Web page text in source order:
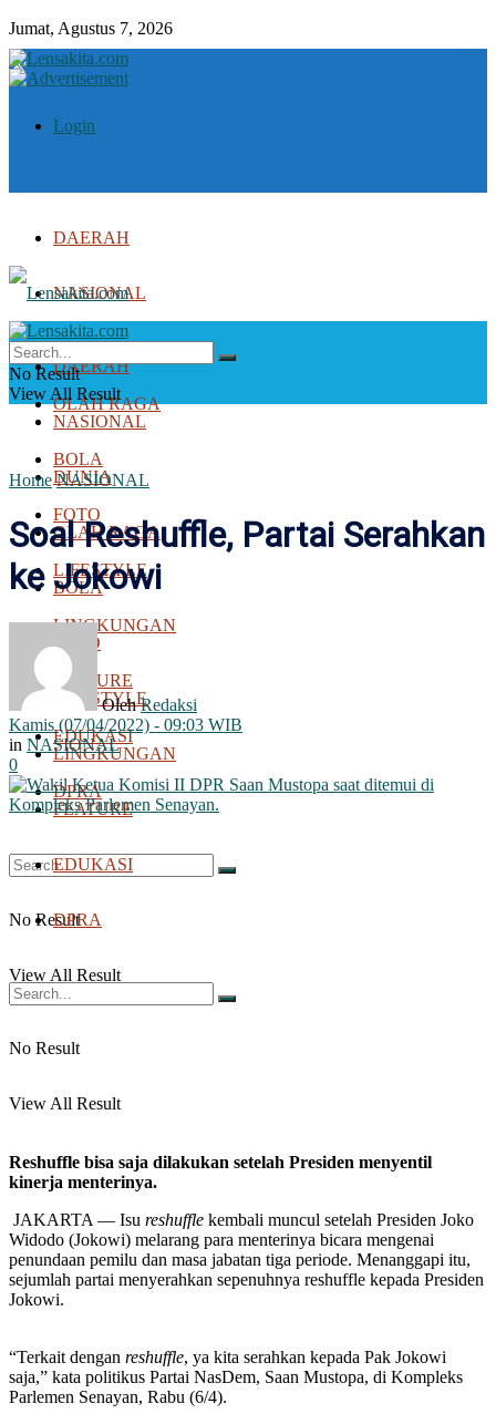
Jumat, Agustus 7, 2026
Login
DAERAH
NASIONAL
DUNIA
OLAH RAGA
BOLA
FOTO
LIFESTYLE
LINGKUNGAN
FEATURE
EDUKASI
DPRA
No Result
View All Result
DAERAH
NASIONAL
DUNIA
OLAH RAGA
BOLA
FOTO
LIFESTYLE
LINGKUNGAN
FEATURE
EDUKASI
DPRA
No Result
View All Result
No Result
View All Result
Home NASIONAL
Soal Reshuffle, Partai Serahkan
ke Jokowi
Oleh Redaksi
Kamis (07/04/2022) - 09:03 WIB
in NASIONAL
0
Reshuffle bisa saja dilakukan setelah Presiden menyentil
kinerja menterinya.
JAKARTA — Isu reshuffle kembali muncul setelah Presiden Joko
Widodo (Jokowi) melarang para menterinya bicara mengenai
penundaan pemilu dan masa jabatan tiga periode. Menanggapi itu,
sejumlah partai menyerahkan sepenuhnya reshuffle kepada Presiden
Jokowi.
“Terkait dengan reshuffle, ya kita serahkan kepada Pak Jokowi
saja,” kata politikus Partai NasDem, Saan Mustopa, di Kompleks
Parlemen Senayan, Rabu (6/4).